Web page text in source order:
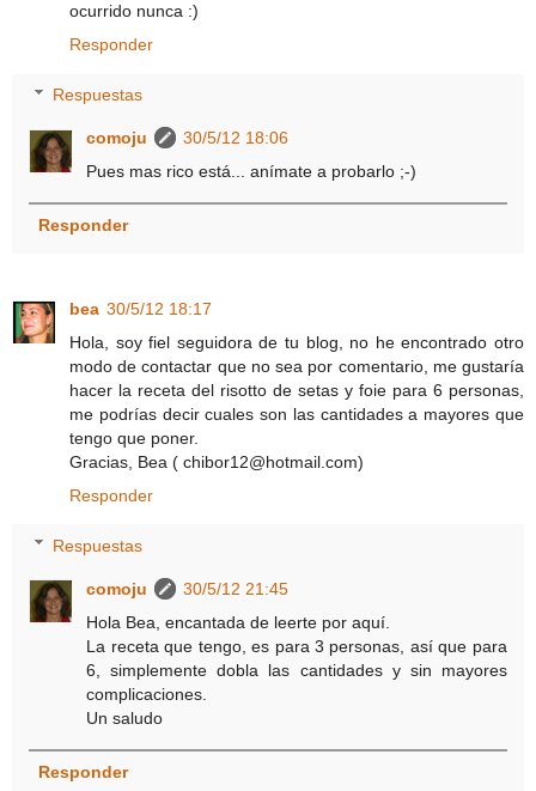
ocurrido nunca :)
Responder
Respuestas
comoju
30/5/12 18:06
Pues mas rico está... anímate a probarlo ;-)
Responder
bea 30/5/12 18:17
Hola, soy fiel seguidora de tu blog, no he encontrado otro
modo de contactar que no sea por comentario, me gustaría
hacer la receta del risotto de setas y foie para 6 personas,
me podrías decir cuales son las cantidades a mayores que
tengo que poner.
Gracias, Bea ( chibor12@hotmail.com)
Responder
Respuestas
comoju
30/5/12 21:45
Hola Bea, encantada de leerte por aquí.
La receta que tengo, es para 3 personas, así que para
6, simplemente dobla las cantidades y sin mayores
complicaciones.
Un saludo
Responder